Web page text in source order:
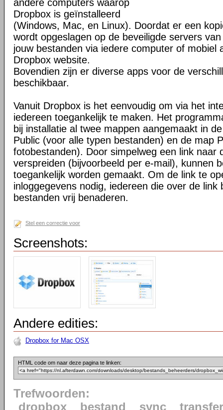
andere computers waarop
Dropbox is geïnstalleerd
(Windows, Mac, en Linux). Doordat er een
wordt opgeslagen op de beveiligde servers
jouw bestanden via iedere computer of mobiel
Dropbox website.
Bovendien zijn er diverse apps voor de
beschikbaar.
Vanuit Dropbox is het eenvoudig om via het
iedereen toegankelijk te maken. Het
bij installatie al twee mappen aangemaakt in
Public (voor alle typen bestanden) en de map
fotobestanden). Door simpelweg een link naar
verspreiden (bijvoorbeeld per e-mail), kunnen
toegankelijk worden gemaakt. Om de link te
inloggegevens nodig, iedereen die over de link
bestanden vrij benaderen.
Stel een correctie voor
Screenshots:
Andere edities:
Dropbox for Mac OSX
HTML code om naar deze pagina te linken:
Trefwoorden:
dropbox
bestand sync
transfer